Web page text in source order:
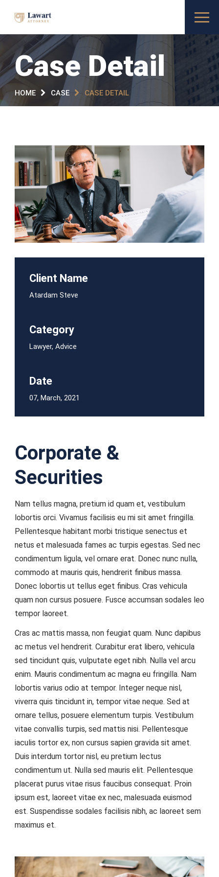
Case Detail
HOME CASE CASE DETAIL
Client Name
Atardam Steve
Category
Lawyer, Advice
Date
07, March, 2021
Corporate &
Securities
Nam tellus magna, pretium id quam et, vestibulum
lobortis orci. Vivamus facilisis eu mi sit amet fringilla.
Pellentesque habitant morbi tristique senectus et
netus et malesuada fames ac turpis egestas. Sed nec
condimentum ligula, vel ornare erat. Donec nunc nulla,
commodo at mauris quis, hendrerit finibus massa.
Donec lobortis ut tellus eget finibus. Cras vehicula
quam non cursus posuere. Fusce accumsan sodales leo
tempor laoreet.
Cras ac mattis massa, non feugiat quam. Nunc dapibus
ac metus vel hendrerit. Curabitur erat libero, vehicula
sed tincidunt quis, vulputate eget nibh. Nulla vel arcu
enim. Mauris condimentum ac magna eu fringilla. Nam
lobortis varius odio at tempor. Integer neque nisl,
viverra quis tincidunt in, tempor vitae neque. Sed at
ornare tellus, posuere elementum turpis. Vestibulum
vitae convallis turpis, sed mattis nisi. Pellentesque
iaculis tortor ex, non cursus sapien gravida sit amet.
Duis interdum tortor nisl, eu pretium lectus
condimentum ut. Nulla sed mauris elit. Pellentesque
placerat purus vitae risus faucibus consequat. Proin
ipsum est, laoreet vitae ex nec, malesuada euismod
est. Suspendisse sodales facilisis nibh, ac laoreet sem
maximus et.